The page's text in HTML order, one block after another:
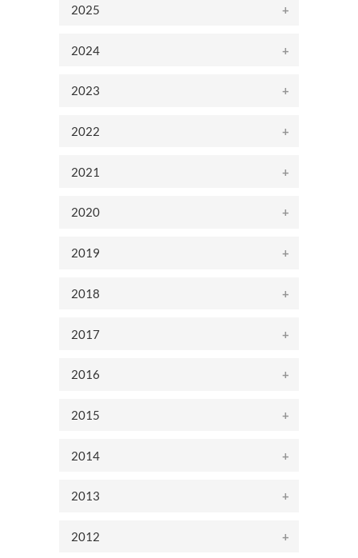
2025
2024
2023
2022
2021
2020
2019
2018
2017
2016
2015
2014
2013
2012